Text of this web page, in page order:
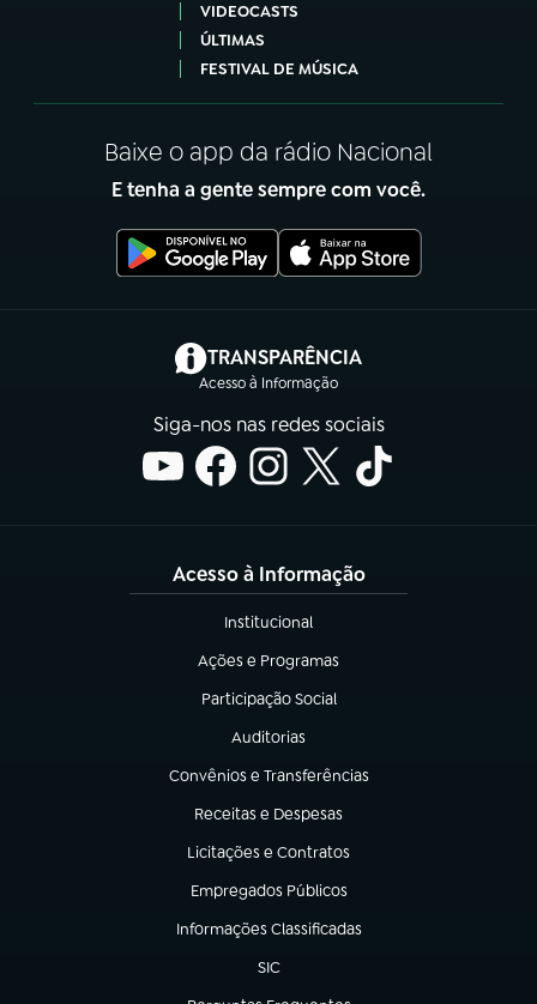
VIDEOCASTS
ÚLTIMAS
FESTIVAL DE MÚSICA
Baixe o app da rádio Nacional
E tenha a gente sempre com você.
TRANSPARÊNCIA
Acesso à Informação
(abre em nova aba)
Siga-nos nas redes sociais
Acesso à Informação
Institucional
(abre em nova aba)
Ações e Programas
(abre em nova aba)
Participação Social
(abre em nova aba)
Auditorias
(abre em nova aba)
Convênios e Transferências
(abre em nova aba)
Receitas e Despesas
(abre em nova aba)
Licitações e Contratos
(abre em nova aba)
Empregados Públicos
(abre em nova aba)
Informações Classificadas
(abre em nova aba)
SIC
(abre em nova aba)